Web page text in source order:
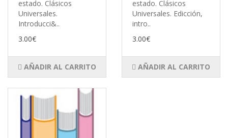
estado. Clásicos
Universales.
Introducci&..
3.00€
AÑADIR AL CARRITO
estado. Clásicos
Universales. Edicción,
intro..
3.00€
AÑADIR AL CARRITO